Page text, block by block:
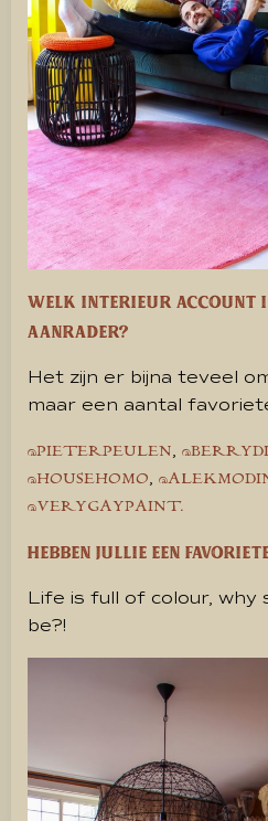
Welk interieur account
aanrader?
Het zijn er bijna teveel
maar een aantal
@PIETERPEULEN,
@HOUSEHOMO,
@VERYGAYPAINT.
Hebben jullie een
Life is full of colour, why
be?!